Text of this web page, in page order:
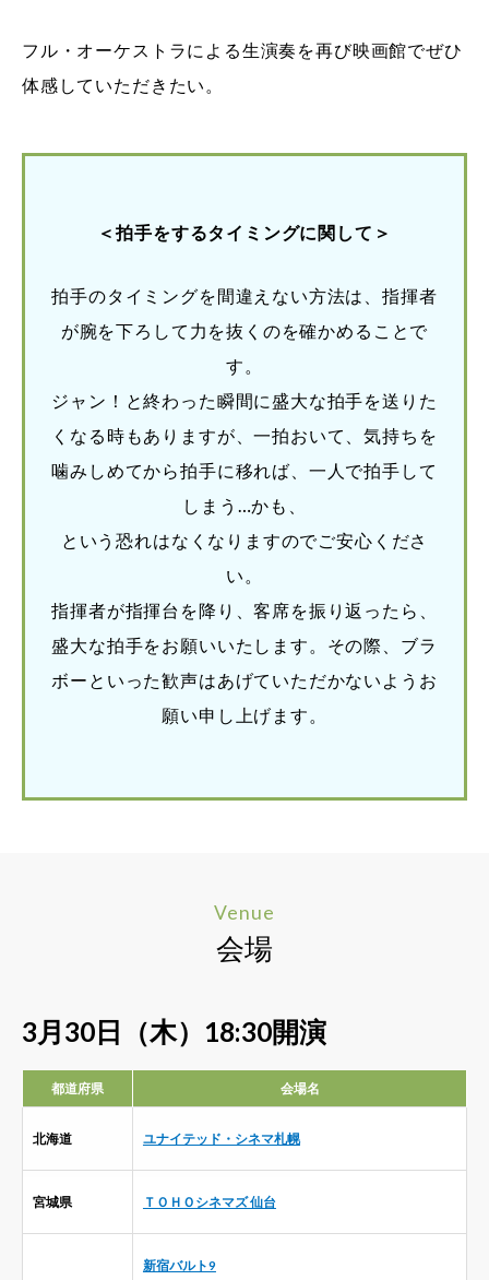
フル・オーケストラによる生演奏を再び映画館でぜひ
体感していただきたい。
＜拍手をするタイミングに関して＞
拍手のタイミングを間違えない方法は、指揮者
が腕を下ろして力を抜くのを確かめることで
す。
ジャン！と終わった瞬間に盛大な拍手を送りた
くなる時もありますが、一拍おいて、気持ちを
噛みしめてから拍手に移れば、一人で拍手して
しまう…かも、
という恐れはなくなりますのでご安心くださ
い。
指揮者が指揮台を降り、客席を振り返ったら、
盛大な拍手をお願いいたします。その際、ブラ
ボーといった歓声はあげていただかないようお
願い申し上げます。
Venue
会場
3月30日（木）18:30開演
都道府県 会場名
北海道 ユナイテッド・シネマ札幌
宮城県 ＴＯＨＯシネマズ 仙台
新宿バルト9